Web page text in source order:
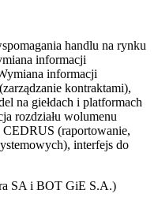
handlu na rynku
informacji
informacji
kontraktami),
na giełdach i platformach
rozdziału wolumenu
(raportowanie,
interfejs do
SA i BOT GiE S.A.)